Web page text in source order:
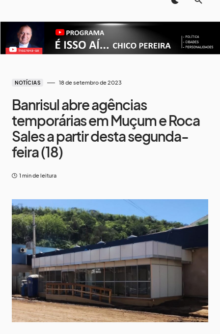
NOTÍCIAS 18 de setembro de 2023
Banrisul abre agências
temporárias em Muçum e Roca
Sales a partir desta segunda-
feira (18)
1 min de leitura